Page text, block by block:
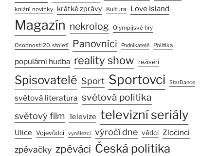
knižní novinky krátké zprávy Kultura Love Island
Magazín nekrolog Olympijské hry
Osobnosti 20. století Panovníci Podnikatelé Politika
populární hudba reality show režiséři
Spisovatelé Sport Sportovci StarDance
světová literatura světová politika
světový film Televize televizní seriály
Ulice Vojevůdci vynálezci výročí dne vědci Zločinci
zpěvačky zpěváci Česká politika